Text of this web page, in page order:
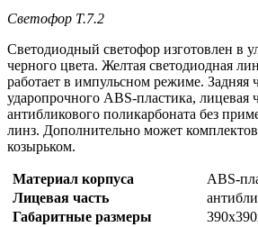
Светофор Т.7.2
Светодиодный светофор изготовлен в
черного цвета. Желтая светодиодная
работает в импульсном режиме. Задняя
ударопрочного ABS-пластика, лицевая
антибликового поликарбоната без
линз. Дополнительно может
козырьком.
Материал корпуса
ABS-
Лицевая часть
Габаритные размеры